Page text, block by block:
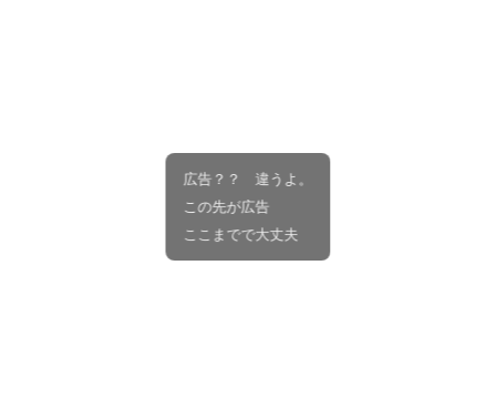
広告？？ 違うよ。
この先が広告
ここまでで大丈夫